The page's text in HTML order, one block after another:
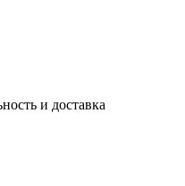
и доставка